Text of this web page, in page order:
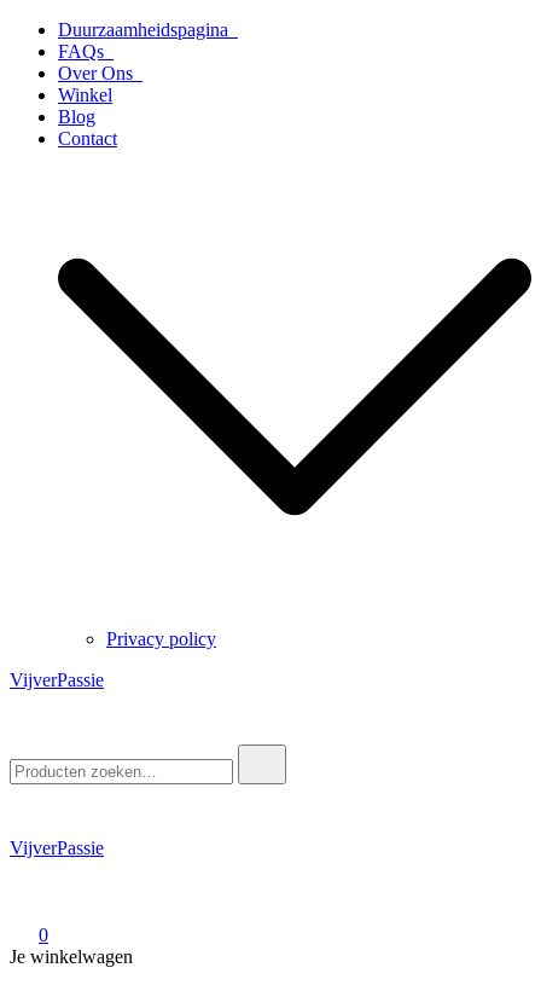
naar
inhoud
Duurzaamheidspagina
FAQs
Over Ons
Winkel
Blog
Contact
Privacy policy
VijverPassie
naar:
VijverPassie
0
Je winkelwagen